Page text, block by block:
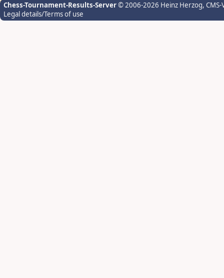
Chess-Tournament-Results-Server© 2006-2026 Heinz Herzog,
Legal details/Terms of use